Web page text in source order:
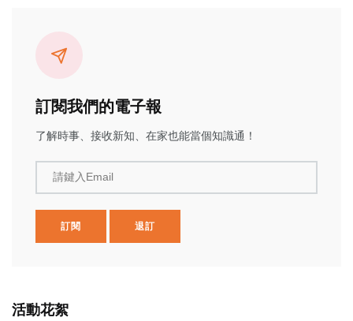
訂閱我們的電子報
了解時事、接收新知、在家也能當個知識通！
請鍵入Email
訂閱 退訂
活動花絮